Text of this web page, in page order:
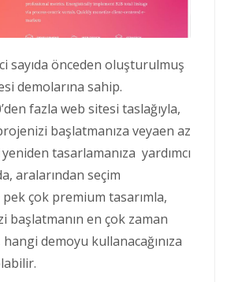
sayıda önceden oluşturulmuş
demolarına sahip.
fazla web sitesi taslağıyla,
başlatmanıza veyaen az
tasarlamanıza yardımcı
aralarından seçim
çok premium tasarımla,
başlatmanın en çok zaman
demoyu kullanacağınıza